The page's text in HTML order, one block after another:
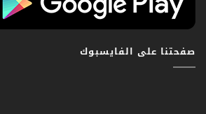
صفحتنا على الفايسبوك